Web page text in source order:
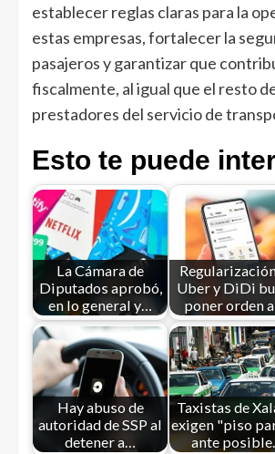
establecer reglas claras para la
estas empresas, fortalecer la
pasajeros y garantizar que
fiscalmente, al igual que el resto
prestadores del servicio de
Esto te puede
La Cámara de
Diputados aprobó,
en lo general y…
Uber y DiDi
poner orden
Hay abuso de
autoridad de SSP al
detener a…
Taxistas de
exigen "piso
ante